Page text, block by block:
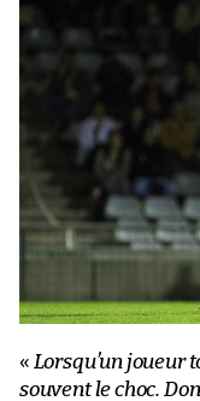
« Lorsqu’un joueur
souvent le choc.